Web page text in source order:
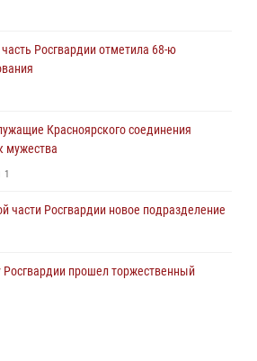
соединения Росгвардии
детей с тонкостями РХБ защиты
Красноярского соединения
образования подразделения
3
Росгвардии отметила 68-ю
Красноярского соединения
мужества
1
части Росгвардии новое подразделение
прошел торжественный